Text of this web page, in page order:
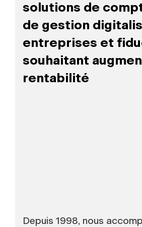
solutions de
de gestion
entreprises et
souhaitant
rentabilité
Depuis 1998, nous